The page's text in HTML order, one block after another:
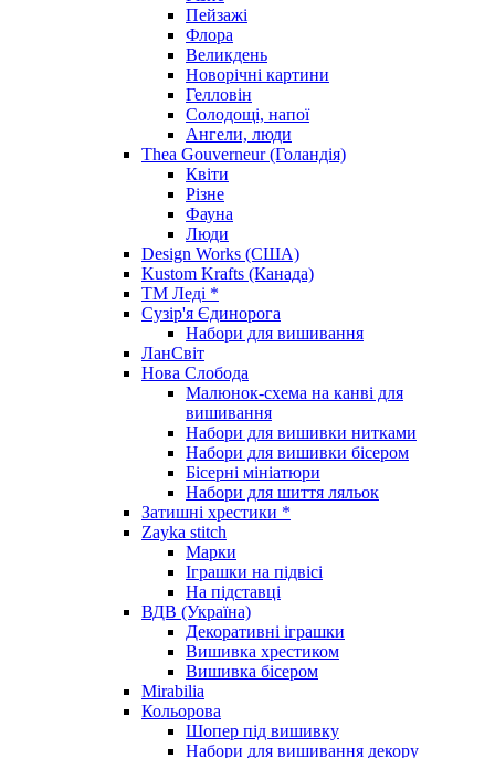
Пейзажі
Флора
Великдень
Новорічні картини
Гелловін
Солодощі, напої
Ангели, люди
Thea Gouverneur (Голандія)
Квіти
Різне
Фауна
Люди
Design Works (США)
Kustom Krafts (Канада)
ТМ Леді *
Сузір'я Єдинорога
Набори для вишивання
ЛанСвіт
Нова Слобода
Малюнок-схема на канві для
вишивання
Набори для вишивки нитками
Набори для вишивки бісером
Бісерні мініатюри
Набори для шиття ляльок
Затишні хрестики *
Zayka stitch
Марки
Іграшки на підвісі
На підставці
ВДВ (Україна)
Декоративні іграшки
Вишивка хрестиком
Вишивка бісером
Mirabilia
Кольорова
Шопер під вишивку
Набори для вишивання декору